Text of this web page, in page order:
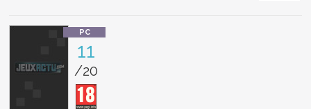
11
/20